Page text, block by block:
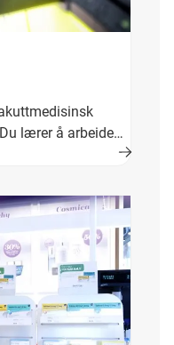
lærer å arbeide